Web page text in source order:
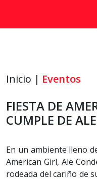
Inicio | Eventos
FIESTA DE
CUMPLE DE
En un ambiente lleno
American Girl, Ale
rodeada del cariño de